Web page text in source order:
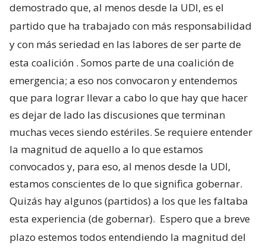
demostrado que, al menos desde la UDI, es el
partido que ha trabajado con más responsabilidad
y con más seriedad en las labores de ser parte de
esta coalición . Somos parte de una coalición de
emergencia; a eso nos convocaron y entendemos
que para lograr llevar a cabo lo que hay que hacer
es dejar de lado las discusiones que terminan
muchas veces siendo estériles. Se requiere entender
la magnitud de aquello a lo que estamos
convocados y, para eso, al menos desde la UDI,
estamos conscientes de lo que significa gobernar.
Quizás hay algunos (partidos) a los que les faltaba
esta experiencia (de gobernar). Espero que a breve
plazo estemos todos entendiendo la magnitud del